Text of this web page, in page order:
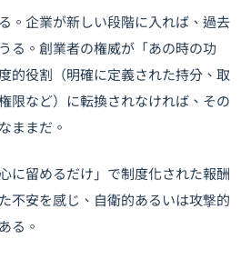
。企業が新しい段階に入れば、過去
る。創業者の権威が「あの時の功
的役割（明確に定義された持分、取
限など）に転換されなければ、その
ままだ。
に留めるだけ」で制度化された報酬
不安を感じ、自衛的あるいは攻撃的
る。